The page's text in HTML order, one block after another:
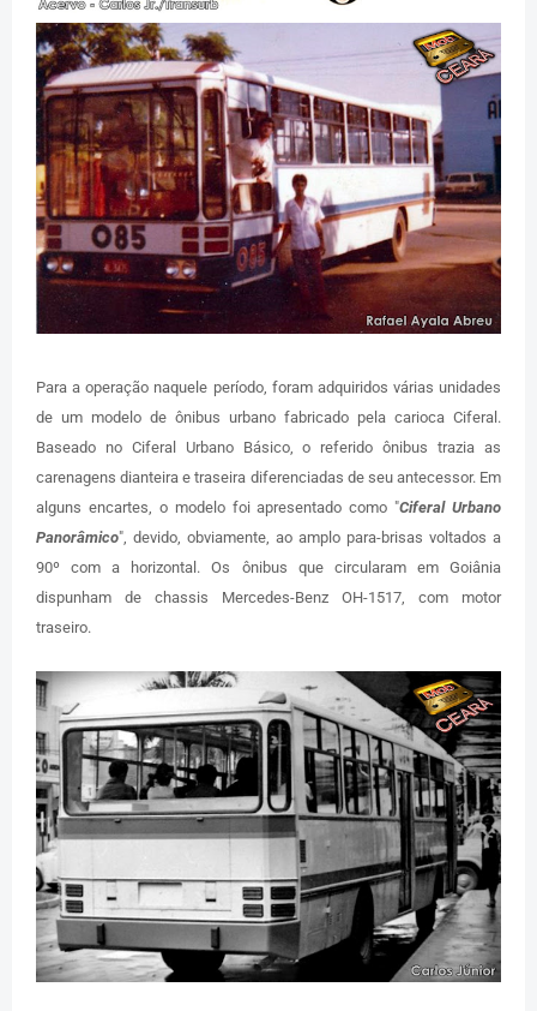
Para a operação naquele período, foram adquiridos várias unidades
de um modelo de ônibus urbano fabricado pela carioca Ciferal.
Baseado no Ciferal Urbano Básico, o referido ônibus trazia as
carenagens dianteira e traseira diferenciadas de seu antecessor. Em
alguns encartes, o modelo foi apresentado como "Ciferal Urbano
Panorâmico", devido, obviamente, ao amplo para-brisas voltados a
90º com a horizontal. Os ônibus que circularam em Goiânia
dispunham de chassis Mercedes-Benz OH-1517, com motor
traseiro.